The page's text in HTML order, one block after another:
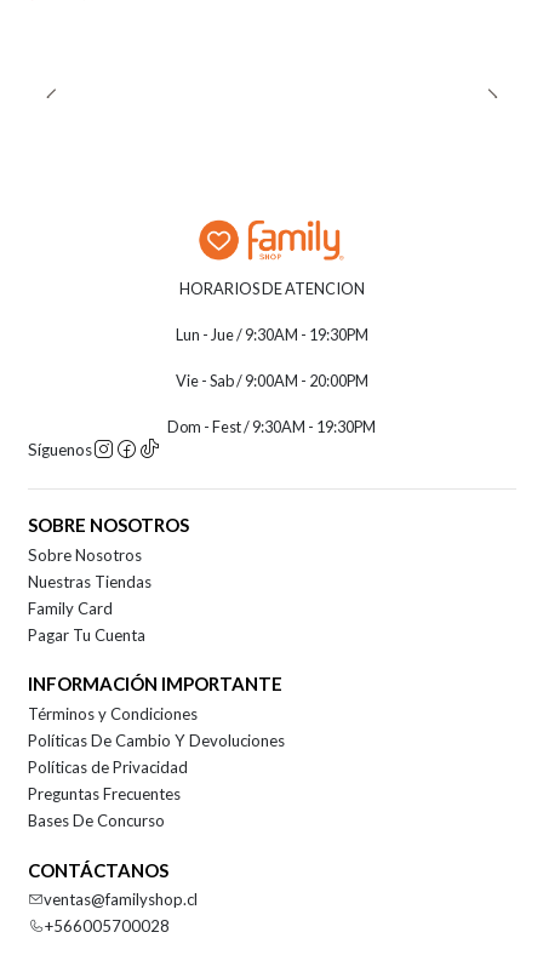
HORARIOS DE ATENCION
Lun - Jue / 9:30AM - 19:30PM
Vie - Sab / 9:00AM - 20:00PM
Dom - Fest / 9:30AM - 19:30PM
Síguenos
SOBRE NOSOTROS
Sobre Nosotros
Nuestras Tiendas
Family Card
Pagar Tu Cuenta
INFORMACIÓN IMPORTANTE
Términos y Condiciones
Políticas De Cambio Y Devoluciones
Políticas de Privacidad
Preguntas Frecuentes
Bases De Concurso
CONTÁCTANOS
ventas@familyshop.cl
+566005700028